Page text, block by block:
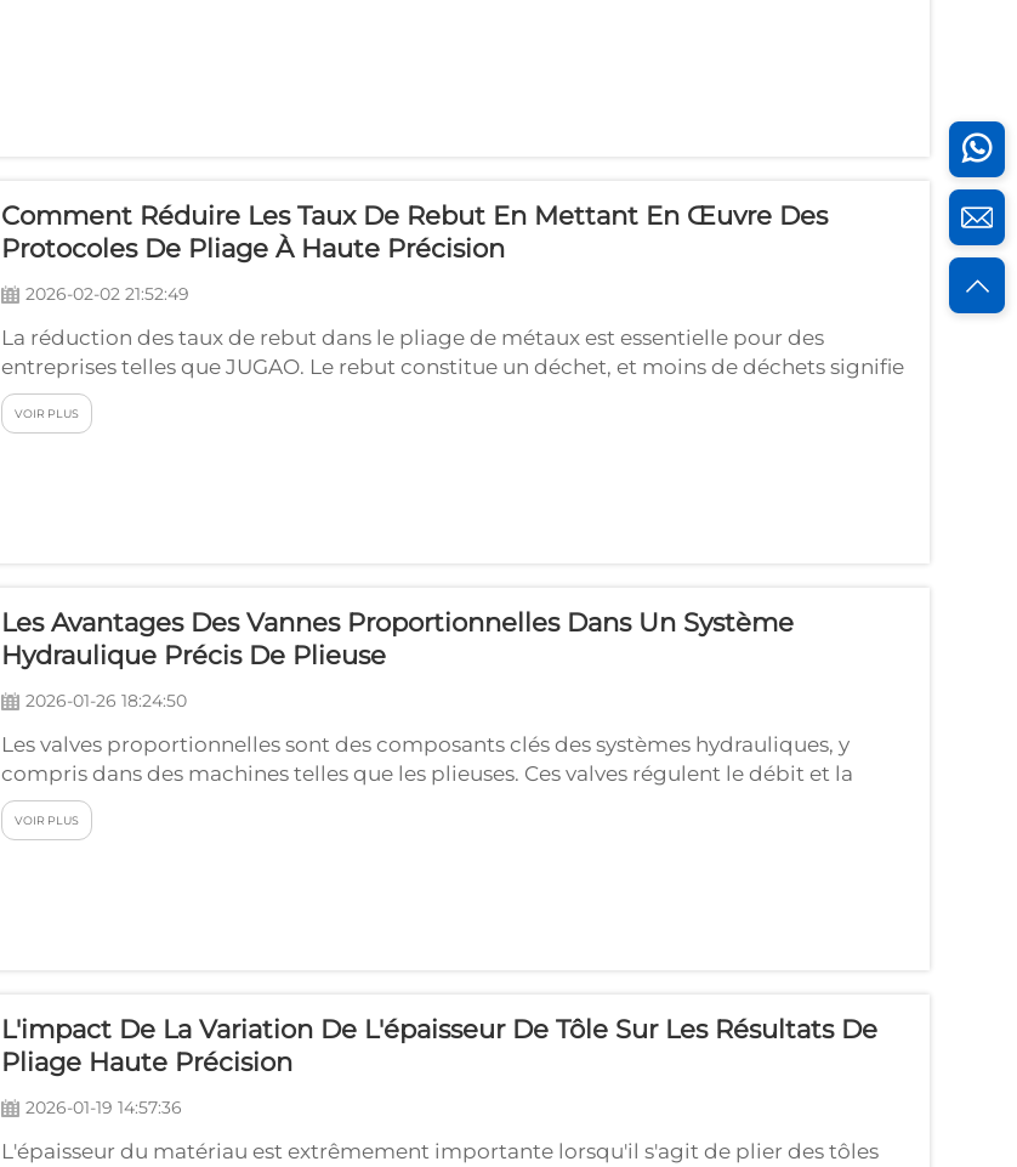
Comment Réduire Les Taux De Rebut En Mettant En Œuvre Des
Protocoles De Pliage À Haute Précision
2026-02-02 21:52:49
La réduction des taux de rebut dans le pliage de métaux est essentielle pour des
entreprises telles que JUGAO. Le rebut constitue un déchet, et moins de déchets signifie
plus de trésorerie. En ce qui concerne le pliage des métaux, la perfection est une règle —
ou du moins l’objectif principal. Des procédures de pliage précises permettent…
VOIR PLUS
Les Avantages Des Vannes Proportionnelles Dans Un Système
Hydraulique Précis De Plieuse
2026-01-26 18:24:50
Les valves proportionnelles sont des composants clés des systèmes hydrauliques, y
compris dans des machines telles que les plieuses. Ces valves régulent le débit et la
pression du fluide hydraulique, ce qui permet un fonctionnement plus fluide de la
machine. Courantes ...
VOIR PLUS
L'impact De La Variation De L'épaisseur De Tôle Sur Les Résultats De
Pliage Haute Précision
2026-01-19 14:57:36
L'épaisseur du matériau est extrêmement importante lorsqu'il s'agit de plier des tôles